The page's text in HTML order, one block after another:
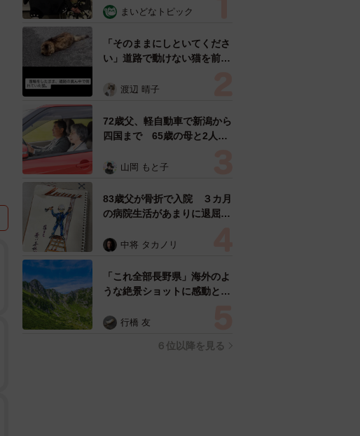
めらい 「痛いほど伝わる」
まいどなトピック
「そのままにしといてくださ
い」道路で動けない猫を前に
ようとした4日間 「命の重
表の訴え
渡辺 晴子
72歳父、軽自動車で新潟から
四国まで 65歳の母と2人で
憩まで分刻み… 「大学生で
山岡 もと子
83歳父が骨折で入院 ３カ月
の病院生活があまりに退屈で
い！」→スケッチブックを見
すよ…」
中将 タカノリ
「これ全部長野県」海外のよ
うな絶景ショットに感動と反
ったんだって気づいた」
行橋 友
６位以降を見る